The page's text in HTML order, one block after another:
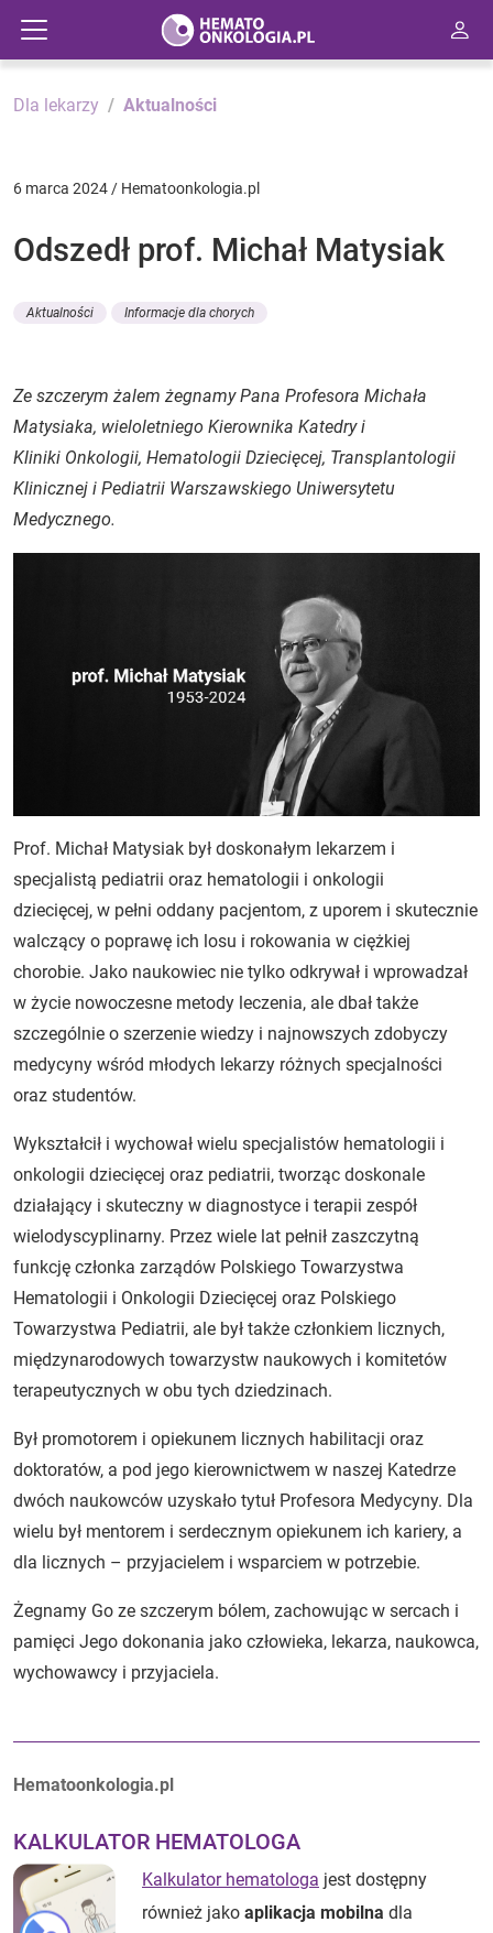
Dla lekarzy Aktualności
6 marca 2024 / Hematoonkologia.pl
Odszedł prof. Michał Matysiak
Aktualności Informacje dla chorych
Ze szczerym żalem żegnamy Pana Profesora Michała
Matysiaka, wieloletniego Kierownika Katedry i
Kliniki Onkologii, Hematologii Dziecięcej, Transplantologii
Klinicznej i Pediatrii Warszawskiego Uniwersytetu
Medycznego.
Prof. Michał Matysiak był doskonałym lekarzem i
specjalistą pediatrii oraz hematologii i onkologii
dziecięcej, w pełni oddany pacjentom, z uporem i skutecznie
walczący o poprawę ich losu i rokowania w ciężkiej
chorobie. Jako naukowiec nie tylko odkrywał i wprowadzał
w życie nowoczesne metody leczenia, ale dbał także
szczególnie o szerzenie wiedzy i najnowszych zdobyczy
medycyny wśród młodych lekarzy różnych specjalności
oraz studentów.
Wykształcił i wychował wielu specjalistów hematologii i
onkologii dziecięcej oraz pediatrii, tworząc doskonale
działający i skuteczny w diagnostyce i terapii zespół
wielodyscyplinarny. Przez wiele lat pełnił zaszczytną
funkcję członka zarządów Polskiego Towarzystwa
Hematologii i Onkologii Dziecięcej oraz Polskiego
Towarzystwa Pediatrii, ale był także członkiem licznych,
międzynarodowych towarzystw naukowych i komitetów
terapeutycznych w obu tych dziedzinach.
Był promotorem i opiekunem licznych habilitacji oraz
doktoratów, a pod jego kierownictwem w naszej Katedrze
dwóch naukowców uzyskało tytuł Profesora Medycyny. Dla
wielu był mentorem i serdecznym opiekunem ich kariery, a
dla licznych – przyjacielem i wsparciem w potrzebie.
Żegnamy Go ze szczerym bólem, zachowując w sercach i
pamięci Jego dokonania jako człowieka, lekarza, naukowca,
wychowawcy i przyjaciela.
Autorzy:
Hematoonkologia.pl
KALKULATOR HEMATOLOGA
Kalkulator hematologa jest dostępny
również jako aplikacja mobilna dla